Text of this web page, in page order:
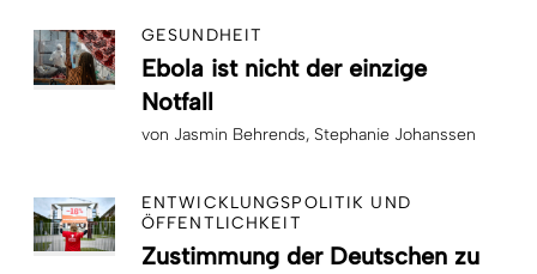
GESUNDHEIT
Ebola ist nicht der einzige
Notfall
von Jasmin Behrends Stephanie Johanssen
ENTWICKLUNGSPOLITIK UND
ÖFFENTLICHKEIT
Zustimmung der Deutschen zu